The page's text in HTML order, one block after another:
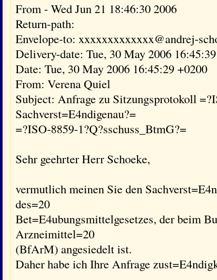
From - Wed Jun 21 18:46:30 2006
Return-path:
Envelope-to: xxxxxxxxxxxxx@andrej-
Delivery-date: Tue, 30 May 2006
Date: Tue, 30 May 2006 16:45:29 +0200
From: Verena Quiel
Subject: Anfrage zu Sitzungsprotokoll
Sachverst=E4ndigenau?=
=?ISO-8859-1?Q?sschuss_BtmG?=
Sehr geehrter Herr Schoeke,
vermutlich meinen Sie den
des=20
Bet=E4ubungsmittelgesetzes, der beim
Arzneimittel=20
(BfArM) angesiedelt ist.
Daher habe ich Ihre Anfrage